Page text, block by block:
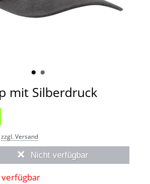
mit Silberdruck
zzgl. Versand
Nicht verfügbar